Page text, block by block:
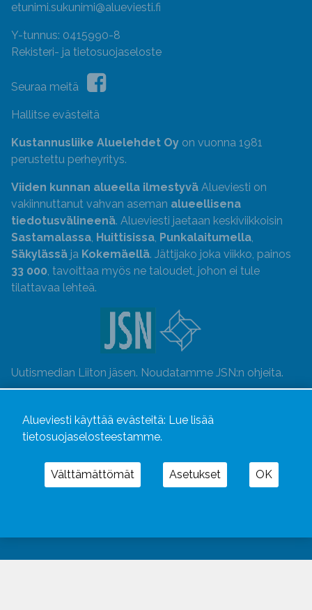
etunimi.sukunimi@alueviesti.fi
Y-tunnus: 0415990-8
Rekisteri- ja tietosuojaseloste
Seuraa meitä
Hallitse evästeitä
Kustannusliike Aluelehdet Oy on vuonna 1981
perustettu perheyritys.
Viiden kunnan alueella ilmestyvä Alueviesti on
vakiinnuttanut vahvan aseman alueellisena
tiedotusvälineenä. Alueviesti jaetaan keskiviikkoisin
Sastamalassa, Huittisissa, Punkalaitumella,
Säkylässä ja Kokemäellä. Jättijako joka viikko, painos
33 000, tavoittaa myös ne taloudet, johon ei tule
tilattavaa lehteä.
Uutismedian Liiton jäsen. Noudatamme JSN:n ohjeita.
Alueviesti käyttää evästeitä: Lue lisää
tietosuojaselosteestamme.
Välttämättömät Asetukset OK